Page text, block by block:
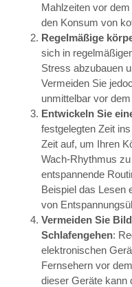
Mahlzeiten vor
den Konsum von
Regelmäßige
sich in
Stress abzubauen
Vermeiden Sie
unmittelbar vor
Entwickeln Sie
festgelegten Zeit
Zeit auf, um Ihren
Wach-Rhythmus
entspannende
Beispiel das Lesen
von
Vermeiden Sie
Schlafengehen:
elektronischen
Fernsehern vor
dieser Geräte kann